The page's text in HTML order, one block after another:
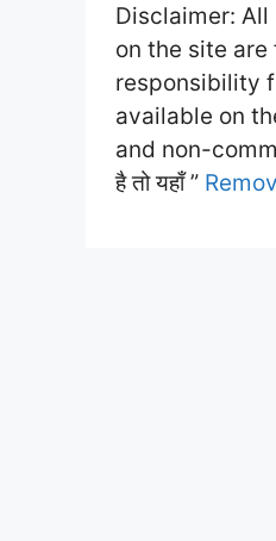
Disclaimer:
on the site
responsibility
available on
and non-
है तो यहाँ ”